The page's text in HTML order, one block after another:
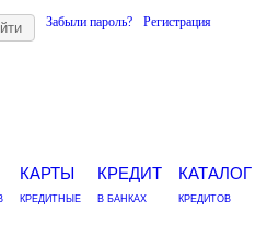
Забыли пароль? Регистрация
КАРТЫ
КРЕДИТНЫЕ
КРЕДИТ
В БАНКАХ
КАТАЛОГ
КРЕДИТОВ